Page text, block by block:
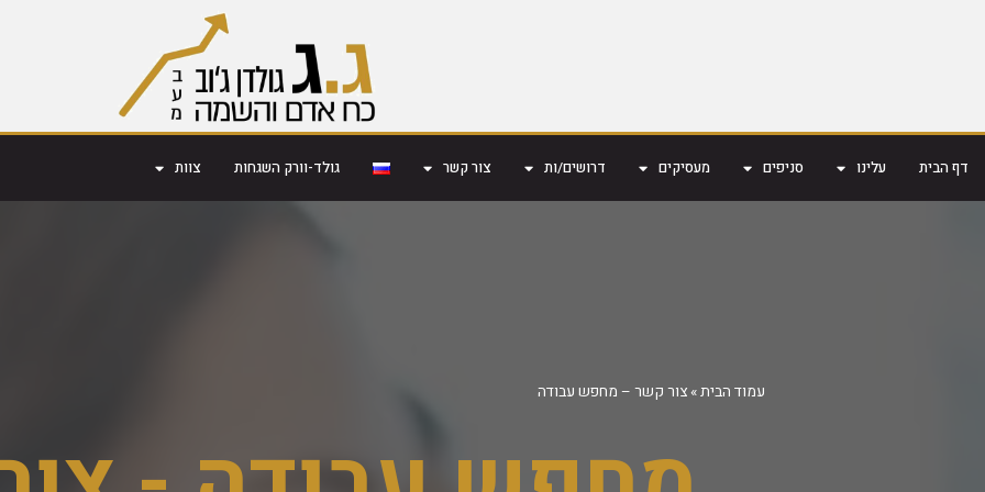
דף הבית עלינו סניפים מעסיקים דרושים/ות צור קשר גולד-וורק השגחות צוות
עמוד הבית»צור קשר – מחפש עבודה